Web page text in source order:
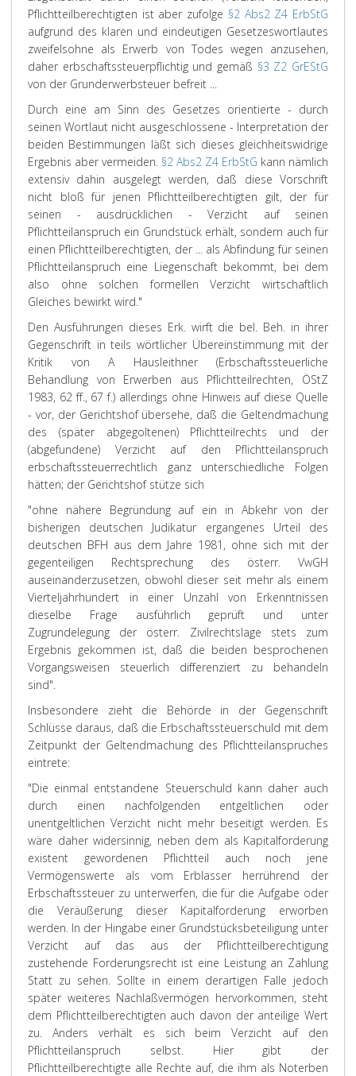
Pflichtteilberechtigten ist aber zufolge §2 Abs2 Z4 ErbStG
aufgrund des klaren und eindeutigen Gesetzeswortlautes
zweifelsohne als Erwerb von Todes wegen anzusehen,
daher erbschaftssteuerpflichtig und gemäß §3 Z2 GrEStG
von der Grunderwerbsteuer befreit ...
Durch eine am Sinn des Gesetzes orientierte - durch
seinen Wortlaut nicht ausgeschlossene - Interpretation der
beiden Bestimmungen läßt sich dieses gleichheitswidrige
Ergebnis aber vermeiden. §2 Abs2 Z4 ErbStG kann nämlich
extensiv dahin ausgelegt werden, daß diese Vorschrift
nicht bloß für jenen Pflichtteilberechtigten gilt, der für
seinen - ausdrücklichen - Verzicht auf seinen
Pflichtteilanspruch ein Grundstück erhält, sondern auch für
einen Pflichtteilberechtigten, der ... als Abfindung für seinen
Pflichtteilanspruch eine Liegenschaft bekommt, bei dem
also ohne solchen formellen Verzicht wirtschaftlich
Gleiches bewirkt wird."
Den Ausführungen dieses Erk. wirft die bel. Beh. in ihrer
Gegenschrift in teils wörtlicher Übereinstimmung mit der
Kritik von A Hausleithner (Erbschaftssteuerliche
Behandlung von Erwerben aus Pflichtteilrechten, ÖStZ
1983, 62 ff., 67 f.) allerdings ohne Hinweis auf diese Quelle
- vor, der Gerichtshof übersehe, daß die Geltendmachung
des (später abgegoltenen) Pflichtteilrechts und der
(abgefundene) Verzicht auf den Pflichtteilanspruch
erbschaftssteuerrechtlich ganz unterschiedliche Folgen
hätten; der Gerichtshof stütze sich
"ohne nähere Begründung auf ein in Abkehr von der
bisherigen deutschen Judikatur ergangenes Urteil des
deutschen BFH aus dem Jahre 1981, ohne sich mit der
gegenteiligen Rechtsprechung des österr. VwGH
auseinanderzusetzen, obwohl dieser seit mehr als einem
Vierteljahrhundert in einer Unzahl von Erkenntnissen
dieselbe Frage ausführlich geprüft und unter
Zugrundelegung der österr. Zivilrechtslage stets zum
Ergebnis gekommen ist, daß die beiden besprochenen
Vorgangsweisen steuerlich differenziert zu behandeln
sind".
Insbesondere zieht die Behörde in der Gegenschrift
Schlüsse daraus, daß die Erbschaftssteuerschuld mit dem
Zeitpunkt der Geltendmachung des Pflichtteilanspruches
eintrete:
"Die einmal entstandene Steuerschuld kann daher auch
durch einen nachfolgenden entgeltlichen oder
unentgeltlichen Verzicht nicht mehr beseitigt werden. Es
wäre daher widersinnig, neben dem als Kapitalforderung
existent gewordenen Pflichtteil auch noch jene
Vermögenswerte als vom Erblasser herrührend der
Erbschaftssteuer zu unterwerfen, die für die Aufgabe oder
die Veräußerung dieser Kapitalforderung erworben
werden. In der Hingabe einer Grundstücksbeteiligung unter
Verzicht auf das aus der Pflichtteilberechtigung
zustehende Forderungsrecht ist eine Leistung an Zahlung
Statt zu sehen. Sollte in einem derartigen Falle jedoch
später weiteres Nachlaßvermögen hervorkommen, steht
dem Pflichtteilberechtigten auch davon der anteilige Wert
zu. Anders verhält es sich beim Verzicht auf den
Pflichtteilanspruch selbst. Hier gibt der
Pflichtteilberechtigte alle Rechte auf, die ihm als Noterben